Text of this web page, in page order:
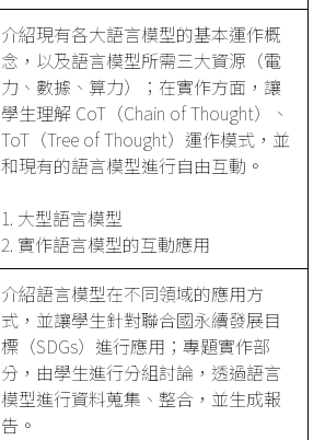
介紹現有各大語言模型的基本運作概
念，以及語言模型所需三大資源（電
力、數據、算力）；在實作方面，讓
學生理解 CoT（Chain of Thought）、
ToT（Tree of Thought）運作模式，並
和現有的語言模型進行自由互動。
1. 大型語言模型
2. 實作語言模型的互動應用
介紹語言模型在不同領域的應用方
式，並讓學生針對聯合國永續發展目
標（SDGs）進行應用；專題實作部
分，由學生進行分組討論，透過語言
模型進行資料蒐集、整合，並生成報
告。